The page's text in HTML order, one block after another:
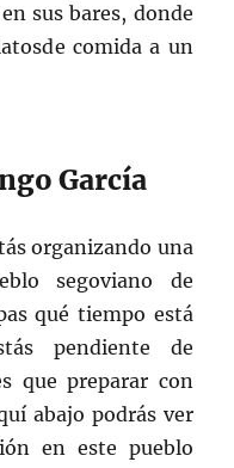
sus bares, donde
comida a un
García
organizando una
segoviano de
qué tiempo está
pendiente de
que preparar con
abajo podrás ver
en este pueblo